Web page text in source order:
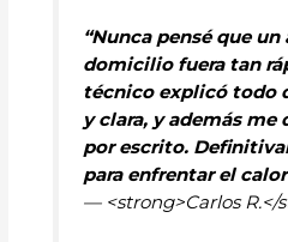
“Nunca pensé que un
domicilio fuera tan
técnico explicó todo
y clara, y además me
por escrito.
para enfrentar el calor
— <strong>Carlos R.</